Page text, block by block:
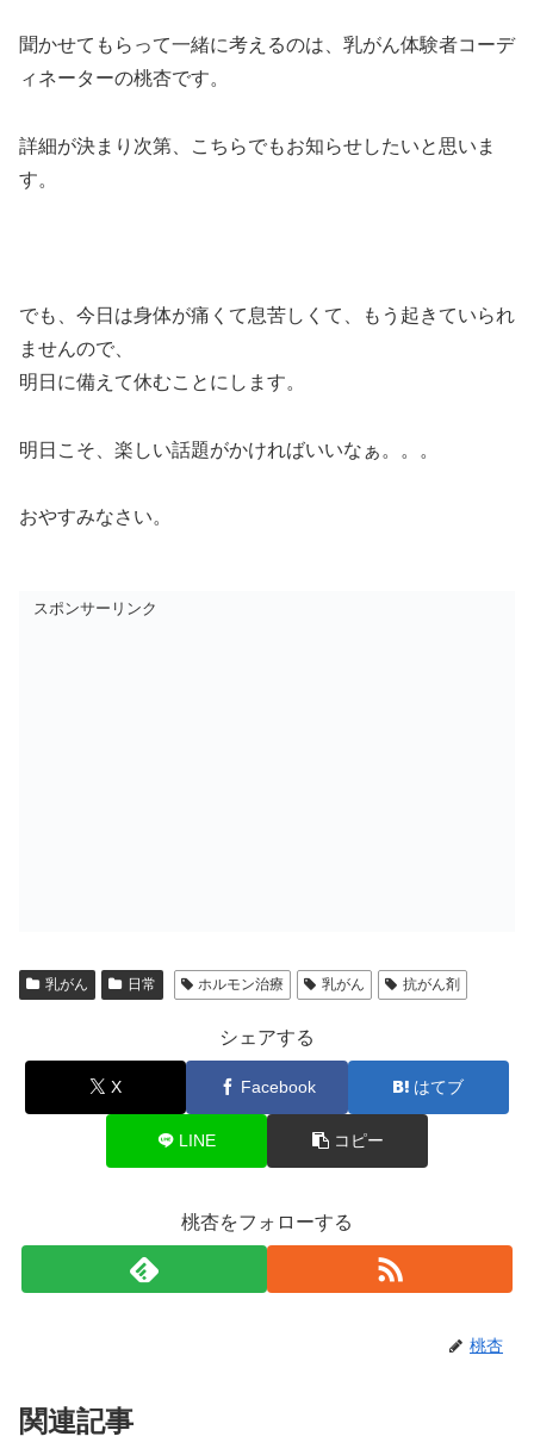
聞かせてもらって一緒に考えるのは、乳がん体験者コーデ
ィネーターの桃杏です。
詳細が決まり次第、こちらでもお知らせしたいと思いま
す。
でも、今日は身体が痛くて息苦しくて、もう起きていられ
ませんので、
明日に備えて休むことにします。
明日こそ、楽しい話題がかければいいなぁ。。。
おやすみなさい。
スポンサーリンク
乳がん 日常 ホルモン治療 乳がん 抗がん剤
シェアする
X Facebook はてブ
LINE コピー
桃杏をフォローする
桃杏
関連記事